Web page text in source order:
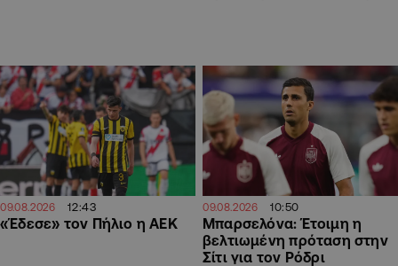
09.08.2026 12:43
«Έδεσε» τον Πήλιο η ΑΕΚ
09.08.2026 10:50
Μπαρσελόνα: Έτοιμη η
βελτιωμένη πρόταση στην
Σίτι για τον Ρόδρι